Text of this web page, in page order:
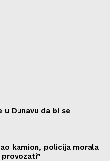
u Dunavu da bi se
kamion, policija morala